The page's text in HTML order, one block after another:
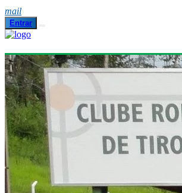
mail
Entrar